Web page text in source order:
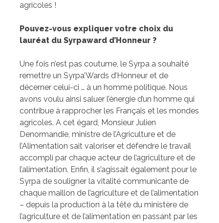
agricoles !
Pouvez-vous expliquer votre choix du
lauréat du Syrpaward d’Honneur ?
Une fois n’est pas coutume, le Syrpa a souhaité
remettre un Syrpa’Wards d’Honneur et de
décerner celui-ci … à un homme politique. Nous
avons voulu ainsi saluer l’énergie d’un homme qui
contribue à rapprocher les Français et les mondes
agricoles. A cet égard, Monsieur Julien
Denormandie, ministre de l’Agriculture et de
l’Alimentation sait valoriser et défendre le travail
accompli par chaque acteur de l’agriculture et de
l’alimentation. Enfin, il s’agissait également pour le
Syrpa de souligner la vitalité communicante de
chaque maillon de l’agriculture et de l’alimentation
– depuis la production à la tête du ministère de
l’agriculture et de l’alimentation en passant par les